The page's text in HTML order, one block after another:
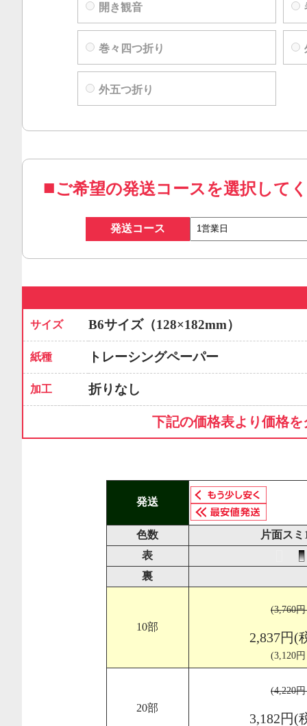
開き観音
巻々四つ折り
外五つ折り
ご希望の発送コースを選択して
発送コース
サイズ B6サイズ（128×182mm）
紙種 トレーシングペーパー
加工 折りなし
下記の価格表より価格
発送
色数
片面スミ
表
裏
10部
(3,760
2,837円(
(3,120
20部
(4,220
3,182円(